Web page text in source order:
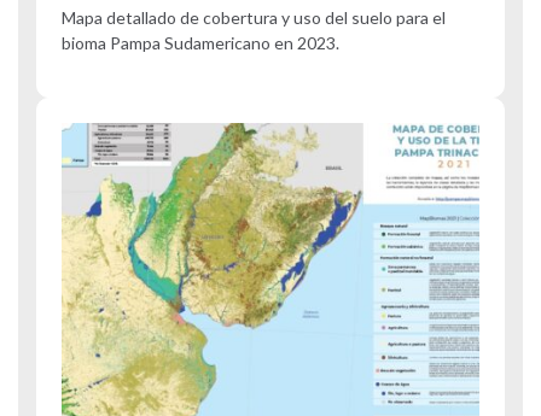
Mapa detallado de cobertura y uso del suelo para el
bioma Pampa Sudamericano en 2023.